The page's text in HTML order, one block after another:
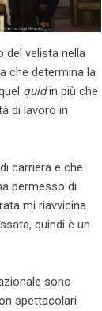
del velista nella
che determina la
quidin più che
di lavoro in
carriera e che
permesso di
mi riavvicina
quindi è un
sono
spettacolari